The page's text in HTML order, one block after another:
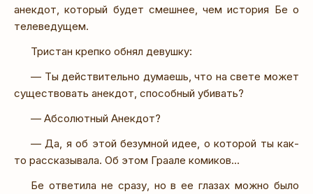
анекдот, который будет смешнее, чем история Бе о
телеведущем.
Тристан крепко обнял девушку:
— Ты действительно думаешь, что на свете может
существовать анекдот, способный убивать?
— Абсолютный Анекдот?
— Да, я об этой безумной идее, о которой ты как-
то рассказывала. Об этом Граале комиков...
Бе ответила не сразу, но в ее глазах можно было